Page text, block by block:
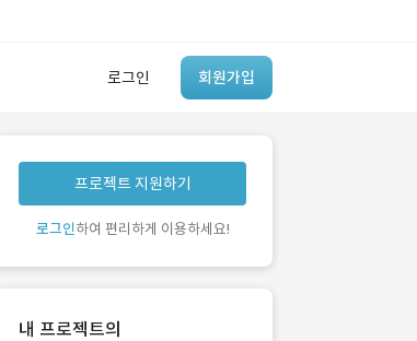
로그인 회원가입
유사사례 검색 AI
‘이런 거’ 만들어본
개발 회사 있어?
프로젝트 지원하기
로그인하여 편리하게 이용하세요!
내 프로젝트의